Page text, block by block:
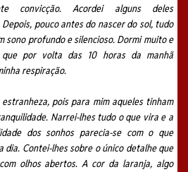
convicção. Acordei alguns deles
pouco antes do nascer do sol, tudo
sono profundo e silencioso. Dormi muito e
por volta das 10 horas da manhã
de minha respiração.
pois para mim aqueles tinham
Narrei-lhes tudo o que vira e a
dos sonhos parecia-se com o que
dia. Contei-lhes sobre o único detalhe que
olhos abertos. A cor da laranja, algo